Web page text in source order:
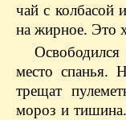
чай с колбасой
на жирное. Это
место спанья.
трещат
мороз и